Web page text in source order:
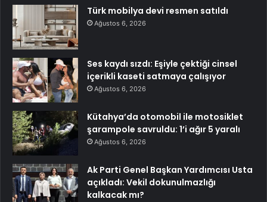
Türk mobilya devi resmen satıldı
Ağustos 6, 2026
Ses kaydı sızdı: Eşiyle çektiği cinsel
içerikli kaseti satmaya çalışıyor
Ağustos 6, 2026
Kütahya’da otomobil ile motosiklet
şarampole savruldu: 1’i ağır 5 yaralı
Ağustos 6, 2026
Ak Parti Genel Başkan Yardımcısı Usta
açıkladı: Vekil dokunulmazlığı
kalkacak mı?